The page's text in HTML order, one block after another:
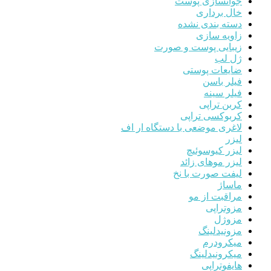
خال برداری
دسته بندی نشده
زاویه سازی
زیبایی پوست و صورت
ژل لب
ضایعات پوستی
فیلر باسن
فیلر سینه
کربن تراپی
کربوکسی تراپی
لاغری موضعی با دستگاه ار اف
لیزر
لیزر کیوسوئیچ
لیزر موهای زائد
لیفت صورت با نخ
ماساژ
مراقبت از مو
مزوتراپی
مزوژل
مزونیدلینگ
میکرودرم
میکرونیدلینگ
هایفوتراپی